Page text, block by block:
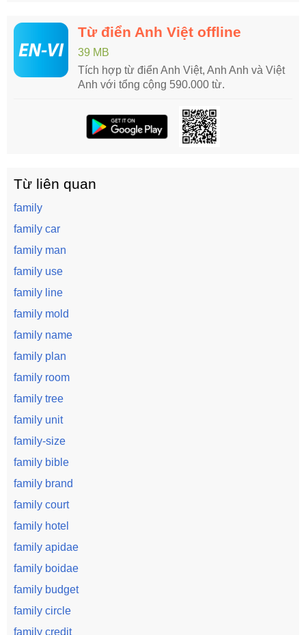
Từ điển Anh Việt offline
39 MB
Tích hợp từ điển Anh Việt, Anh Anh và Việt
Anh với tổng cộng 590.000 từ.
Từ liên quan
family
family car
family man
family use
family line
family mold
family name
family plan
family room
family tree
family unit
family-size
family bible
family brand
family court
family hotel
family apidae
family boidae
family budget
family circle
family credit